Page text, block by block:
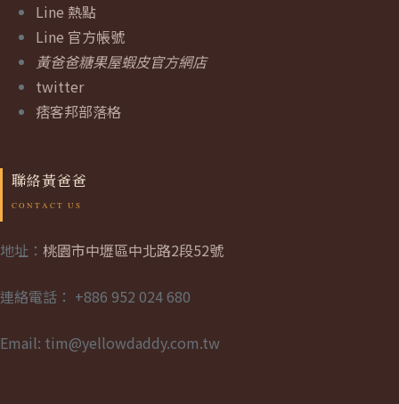
Line 熱點
Line 官方帳號
黃爸爸糖果屋蝦皮官方網店
twitter
痞客邦部落格
聯絡黃爸爸
地址： 桃園市中壢區中北路2段52號
連絡電話： +886 952 024 680
Email: tim@yellowdaddy.com.tw